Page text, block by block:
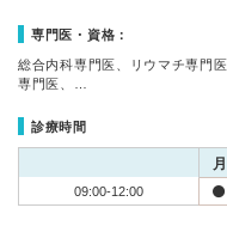
専門医・資格：
総合内科専門医、リウマチ専門
専門医、…
診療時間
月
09:00-12:00